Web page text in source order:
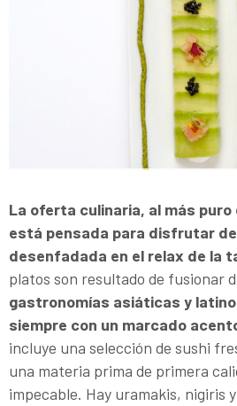
La oferta culinaria, al más
está pensada para disfrutar
desenfadada en el relax de la
platos son resultado de fusionar d
gastronomías asiáticas y
siempre con un marcado
incluye una selección de sushi
una materia prima de primera
impecable. Hay uramakis, nigiris